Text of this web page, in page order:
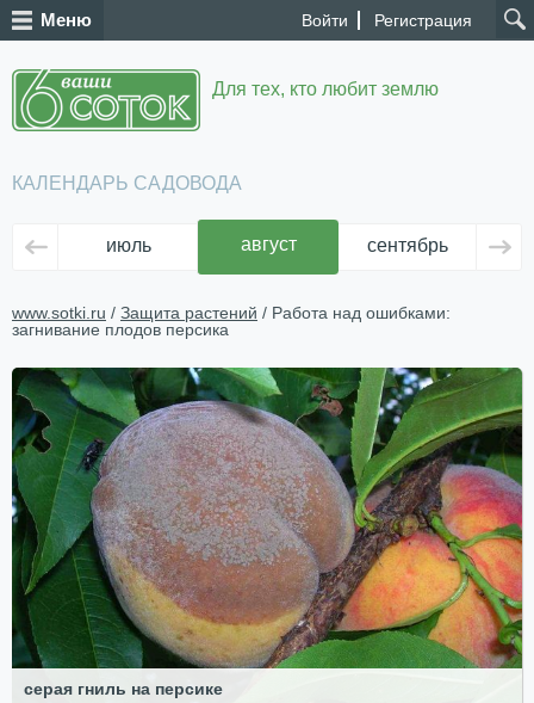
Войти Регистрация
Меню
Для тех, кто любит землю
КАЛЕНДАРЬ САДОВОДА
июль август сентябрь
www.sotki.ru / Защита растений / Работа над ошибками:
загнивание плодов персика
серая гниль на персике